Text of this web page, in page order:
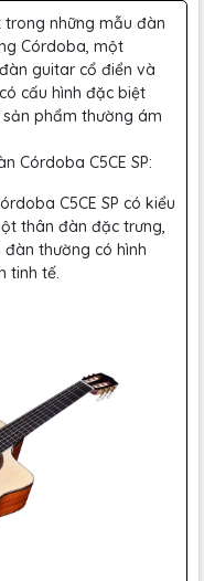
trong những mẫu đàn
Córdoba, một
guitar cổ điển và
cấu hình đặc biệt
phẩm thường ám
Córdoba C5CE SP:
C5CE SP có kiểu
thân đàn đặc trưng,
thường có hình
tinh tế.